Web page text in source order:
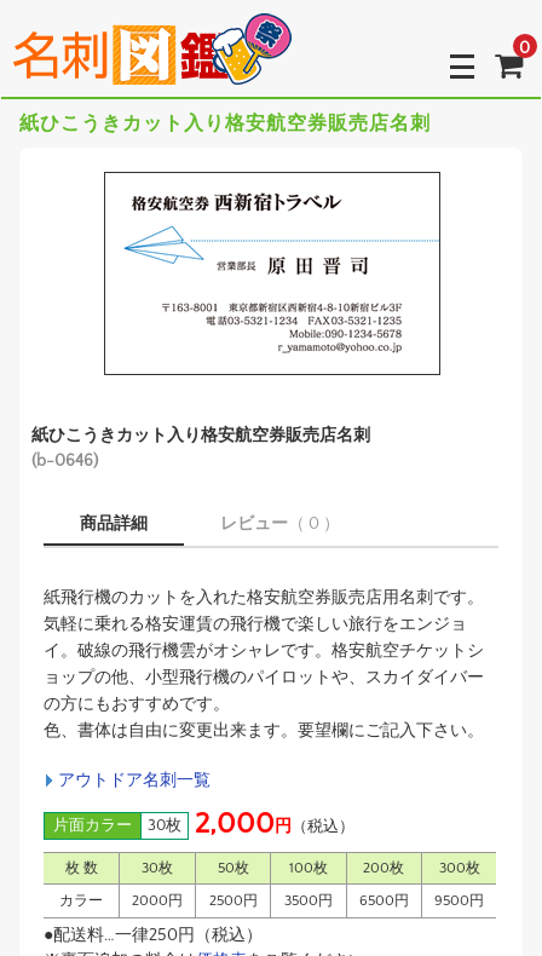
0
紙ひこうきカット入り格安航空券販売店名刺
紙ひこうきカット入り格安航空券販売店名刺
(b-0646)
商品詳細 レビュー （ 0 ）
紙飛行機のカットを入れた格安航空券販売店用名刺です。
気軽に乗れる格安運賃の飛行機で楽しい旅行をエンジョ
イ。破線の飛行機雲がオシャレです。格安航空チケットシ
ョップの他、小型飛行機のパイロットや、スカイダイバー
の方にもおすすめです。
色、書体は自由に変更出来ます。要望欄にご記入下さい。
アウトドア名刺一覧
片面カラー 30枚 2,000円 （税込）
枚 数 30枚 50枚 100枚 200枚 300枚
カラー 2000円 2500円 3500円 6500円 9500円
●配送料…一律250円（税込）